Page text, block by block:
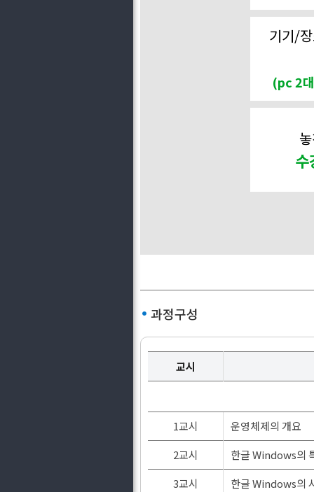
기기/
(pc 2
수
과정구성
교시
1교시
운영체제의 개요
2교시
한글 Windows의
3교시
한글 Windows의